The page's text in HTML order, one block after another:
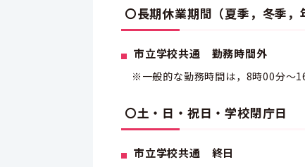
〇長期休業期間（夏季，冬季
市立学校共通 勤務時間外
※一般的な勤務時間は，8時00分～
〇土・日・祝日・学校閉庁日
市立学校共通 終日